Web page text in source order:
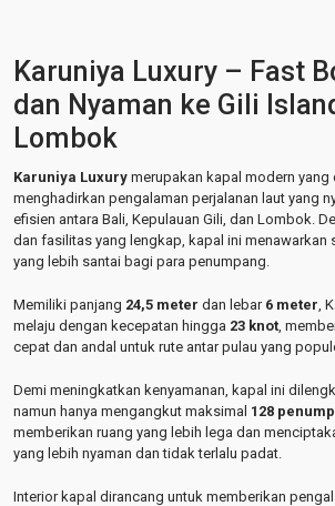
Karuniya Luxury – Fast
dan Nyaman ke Gili
Lombok
Karuniya Luxury merupakan kapal modern yang
menghadirkan pengalaman perjalanan laut yang
efisien antara Bali, Kepulauan Gili, dan Lombok.
dan fasilitas yang lengkap, kapal ini menawarkan
yang lebih santai bagi para penumpang.
Memiliki panjang 24,5 meter dan lebar 6 meter ,
melaju dengan kecepatan hingga 23 knot ,
cepat dan andal untuk rute antar pulau yang
Demi meningkatkan kenyamanan, kapal ini
namun hanya mengangkut maksimal 128
memberikan ruang yang lebih lega dan
yang lebih nyaman dan tidak terlalu padat.
Interior kapal dirancang untuk memberikan